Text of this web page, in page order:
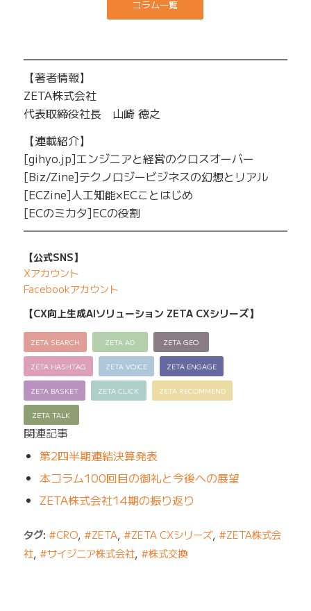
コラム一覧
【著者情報】
ZETA株式会社
代表取締役社長 山崎 徳之
【連載紹介】
[gihyo.jp]エンジニアと経営のクロスオーバー
[Biz/Zine]テクノロジービジネスの幻想とリアル
[ECZine]人工知能×ECことはじめ
[ECのミカタ]ECの役割
【公式SNS】
Xアカウント
Facebookアカウント
【CX向上生成AIソリューション ZETA CXシリーズ】
ZETA SEARCH ZETA AD ZETA GEO
ZETA HASHTAG ZETA VOICE ZETA ENGAGE
ZETA BASKET ZETA CLICK ZETA RECOMMEND
ZETA TALK
関連記事
第2四半期連結決算発表
本コラム100回目の御礼と今後への展望
ZETA株式会社14期の振り返り
タグ: #CRO, #ZETA, #ZETA CXシリーズ, #ZETA株式会
社, #サイジニア株式会社, #株式交換